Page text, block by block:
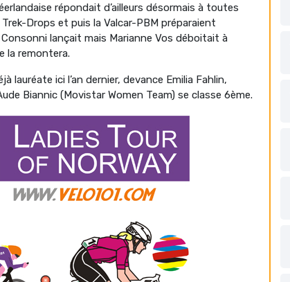
répondait d’ailleurs désormais à toutes
Drops et puis la Valcar-PBM préparaient
lançait mais Marianne Vos déboitait à
la remontera.
lauréate ici l’an dernier, devance Emilia Fahlin,
Biannic (Movistar Women Team) se classe 6ème.